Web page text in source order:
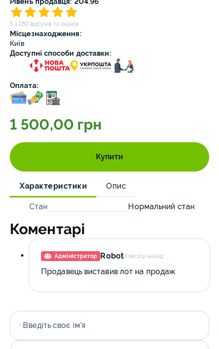
5 з 180 відгуків та оцінок
Місцезнаходження:
Київ
Доступні способи доставки:
Оплата:
1 500,00 грн
Купити
Характеристики Опис
Стан Нормальний стан
Коментарі
Адміністратор Robot3 місяці назад
Продавець виставив лот на продаж
* Введіть своє ім'я